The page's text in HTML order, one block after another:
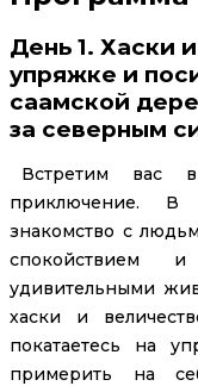
День 1. Хаски
упряжке и
саамской
за северным
Встретим вас
приключение.
знакомство с
спокойствием
удивительными
хаски и
покатаетесь на
примерить на